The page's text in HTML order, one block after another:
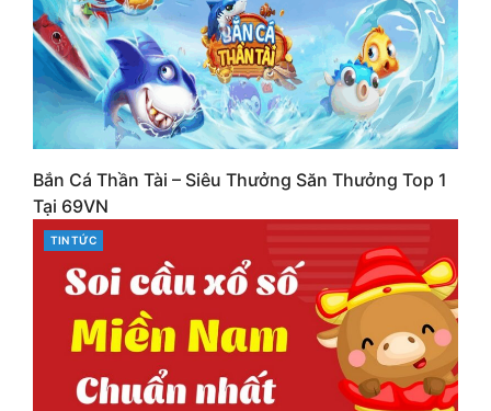
Bắn Cá Thần Tài – Siêu Thưởng Săn Thưởng Top 1
Tại 69VN
CATEGORIES
TIN TỨC